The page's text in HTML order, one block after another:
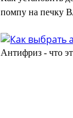
помпу на печку
Антифриз - что